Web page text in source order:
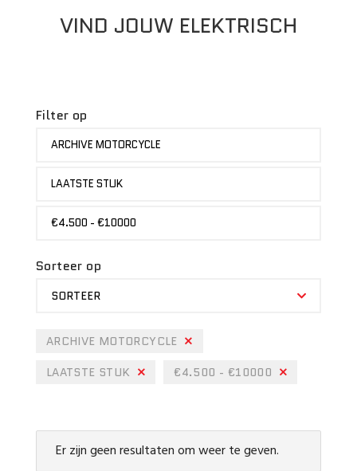
VIND JOUW ELEKTRISCH
Filter op
ARCHIVE MOTORCYCLE
LAATSTE STUK
€4.500 - €10000
Sorteer op
SORTEER
ARCHIVE MOTORCYCLE
LAATSTE STUK
€4.500 - €10000
Er zijn geen resultaten om weer te geven.